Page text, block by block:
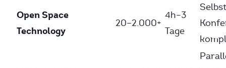
Open Space
Technology
20–2.000+
4h–3
Tage